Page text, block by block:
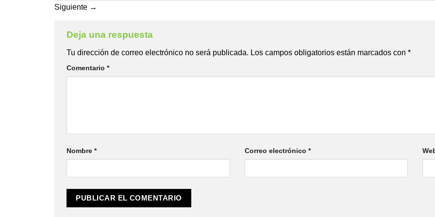
Siguiente →
Deja una respuesta
Tu dirección de correo electrónico no será publicada. Los campos obligatorios están marcados con *
Comentario *
Nombre * Correo electrónico *